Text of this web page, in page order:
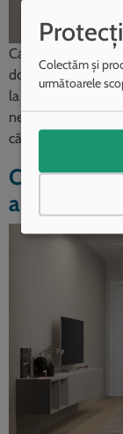
Case de vânzare
dorești să faci cea
la casa ta. Tocmai
nevoie să ții cont
către a-ți lua o
Case
alternative
Colectăm și
următoarele